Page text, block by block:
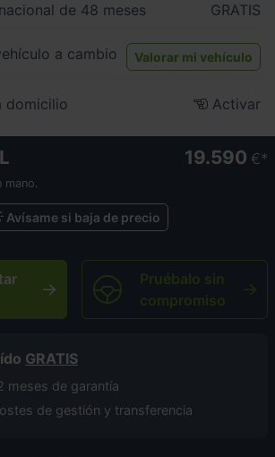
de 48 meses GRATIS
a cambio Valorar mi vehículo
domicilio Activar
19.590 €
mano.
Avísame si baja de precio
Pruébalo sin
compromiso
GRATIS
meses de garantía
de gestión y transferencia